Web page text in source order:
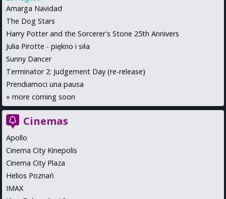
Amarga Navidad
The Dog Stars
Harry Potter and the Sorcerer's Stone 25th Annivers
Julia Pirotte - piękno i siła
Sunny Dancer
Terminator 2: Judgement Day (re-release)
Prendiamoci una pausa
» more coming soon
Cinemas
Apollo
Cinema City Kinepolis
Cinema City Plaza
Helios Poznań
IMAX